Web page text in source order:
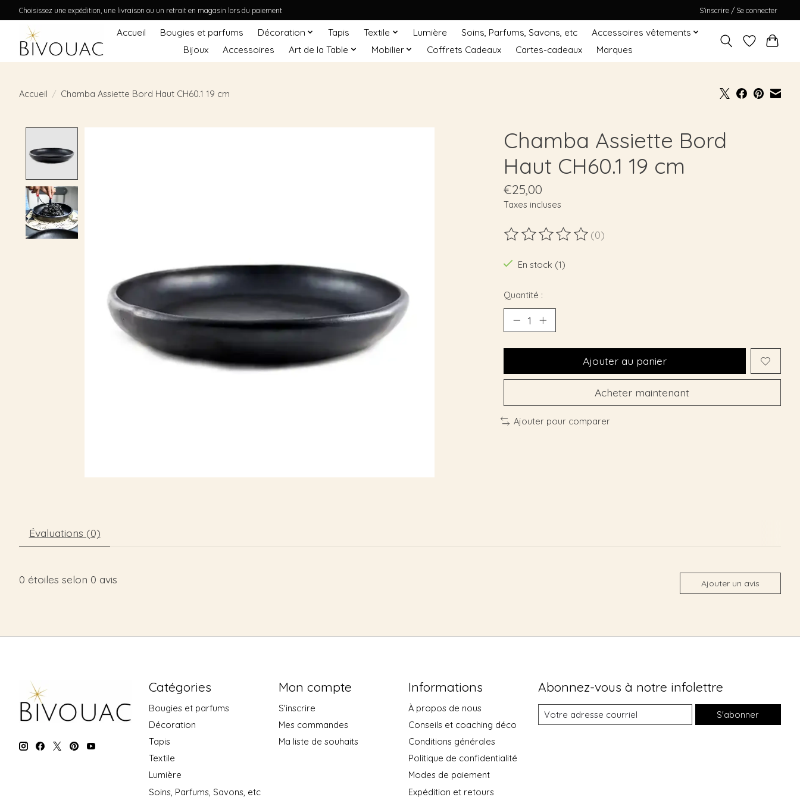
Choisissez une expédition, une livraison ou un retrait en magasin lors du paiement S’inscrire / Se connecter
Accueil Bougies et parfums Décoration Tapis Textile Lumière Soins, Parfums, Savons, etc
Accessoires vêtements
Bijoux
Accessoires Art de la Table Mobilier Coffrets Cadeaux Cartes-cadeaux Marques
Accueil / Chamba Assiette Bord Haut CH60.1 19 cm
Chamba Assiette Bord
Haut CH60.1 19 cm
€25,00
Taxes incluses
Ce produit est évalué à
(0)
En stock (1)
Quantité :
Ajouter au panier
Acheter maintenant
Ajouter pour comparer
Évaluations (0)
0 étoiles selon 0 avis Ajouter un avis
Catégories
Bougies et parfums
Décoration
Tapis
Textile
Lumière
Soins, Parfums, Savons, etc
Mon compte
S'inscrire
Mes commandes
Ma liste de souhaits
Informations
À propos de nous
Conseils et coaching déco
Conditions générales
Politique de confidentialité
Modes de paiement
Expédition et retours
Abonnez-vous à notre infolettre
S'abonner